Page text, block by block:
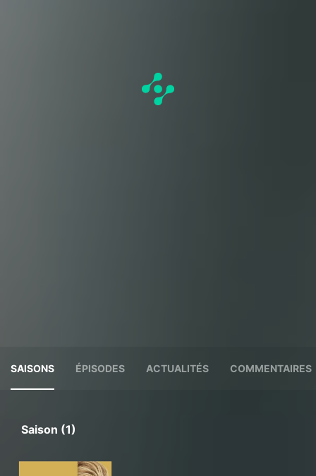
SAISONS ÉPISODES ACTUALITÉS COMMENTAIRES
Saison (1)